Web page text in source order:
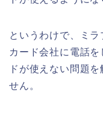
というわけで、ミ
カード会社に電話
ドが使えない問題
せん。